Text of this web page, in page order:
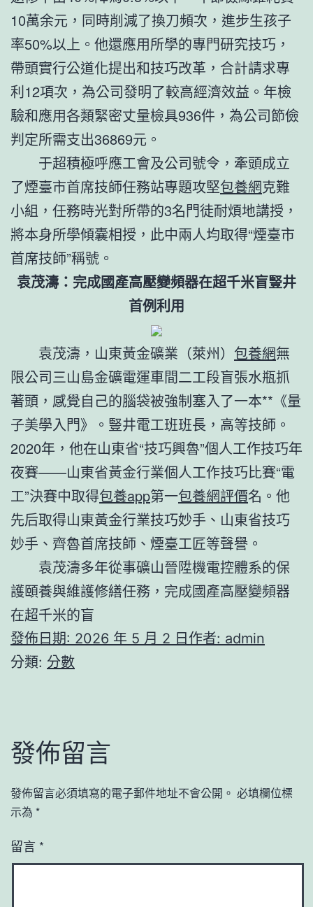
10萬余元，同時削減了換刀頻次，進步生孩子
率50%以上。他還應用所學的專門研究技巧，
帶頭實行公道化提出和技巧改革，合計請求專
利12項次，為公司發明了較高經濟效益。年檢
驗和應用各類緊密丈量檢具936件，為公司節儉
判定所需支出36869元。
于超積極呼應工會及公司號令，牽頭成立
了煙臺市首席技師任務站專題攻堅包養網克難
小組，任務時光對所帶的3名門徒耐煩地講授，
將本身所學傾囊相授，此中兩人均取得“煙臺市
首席技師”稱號。
袁茂濤：完成國產高壓變頻器在超千米盲豎井
首例利用
袁茂濤，山東黃金礦業（萊州） 包養網無
限公司三山島金礦電運車間二工段盲張水瓶抓
著頭，感覺自己的腦袋被強制塞入了一本**《量
子美學入門》。豎井電工班班長，高等技師。
2020年，他在山東省“技巧興魯”個人工作技巧年
夜賽——山東省黃金行業個人工作技巧比賽“電
工”決賽中取得包養app第一包養網評價名。他
先后取得山東黃金行業技巧妙手、山東省技巧
妙手、齊魯首席技師、煙臺工匠等聲譽。
袁茂濤多年從事礦山晉陞機電控體系的保
護頤養與維護修繕任務，完成國產高壓變頻器
在超千米的盲
發佈日期: 2026 年 5 月 2 日 作者: admin
分類: 分數
發佈留言
發佈留言必須填寫的電子郵件地址不會公開。 必填欄位標
示為 *
留言 *